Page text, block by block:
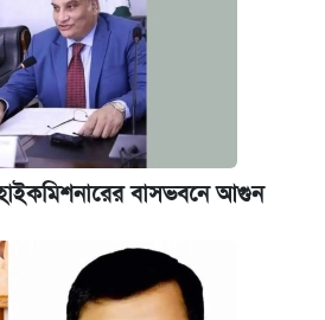
হাইকমিশনারের বাসভবনে আগুন